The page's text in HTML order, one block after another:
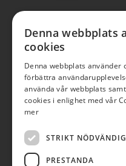
Denna webbplats
cookies
Denna webbplats använder
förbättra
använda vår webbplats
cookies i enlighet med vår
mer
STRIKT
PRESTANDA